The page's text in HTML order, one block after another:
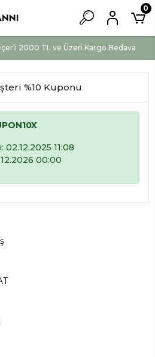
2000 TL ve Üzeri Kargo Bedava
0
%10 Kuponu
02.12.2025 11:08
00:00